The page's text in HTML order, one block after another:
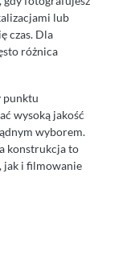
lub
czas. Dla
różnica
punktu
wysoką jakość
wyborem.
konstrukcja to
jak i filmowanie